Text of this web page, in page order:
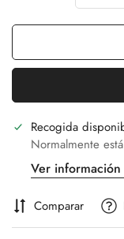
Recogida
Normalmente
Ver
Comparar